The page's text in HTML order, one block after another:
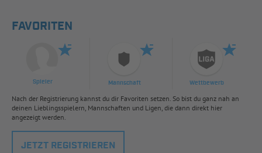
FAVORITEN
Spieler Mannschaft Wettbewerb
Nach der Registrierung kannst du dir Favoriten setzen. So bist du ganz nah an
deinen Lieblingsspielern, Mannschaften und Ligen, die dann direkt hier
angezeigt werden.
JETZT REGISTRIEREN